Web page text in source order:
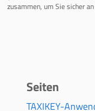
zusammen, um Sie sicher
Seiten
TAXIKEY-